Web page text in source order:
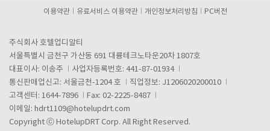
이용약관 유료서비스 이용약관 개인정보처리방침 PC버전
주식회사 호텔업디알티
서울특별시 금천구 가산동 691 대륭테크노타운20차 1807호
대표이사: 이송주
사업자등록번호: 441-87-01934
통신판매업신고: 서울금천-1204 호
직업정보: J1206020200010
고객센터: 1644-7896
Fax: 02-2225-8487
이메일: hdrt1109@hotelupdrt.com
Copyright ⓒ HotelupDRT Corp. All Right Reserved.